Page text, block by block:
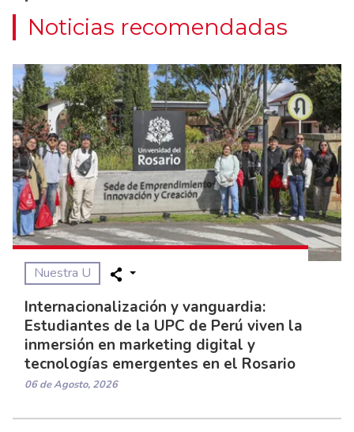
Noticias recomendadas
Nuestra U
Internacionalización y vanguardia:
Estudiantes de la UPC de Perú viven la
inmersión en marketing digital y
tecnologías emergentes en el Rosario
06 de Agosto, 2026